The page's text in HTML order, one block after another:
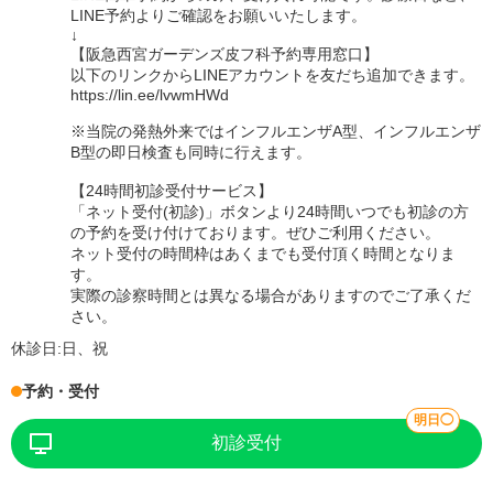
LINE予約よりご確認をお願いいたします。
↓
【阪急西宮ガーデンズ皮フ科予約専用窓口】
以下のリンクからLINEアカウントを友だち追加できます。
https://lin.ee/lvwmHWd
※当院の発熱外来ではインフルエンザA型、インフルエンザ
B型の即日検査も同時に行えます。
【24時間初診受付サービス】
「ネット受付(初診)」ボタンより24時間いつでも初診の方
の予約を受け付けております。ぜひご利用ください。
ネット受付の時間枠はあくまでも受付頂く時間となりま
す。
実際の診察時間とは異なる場合がありますのでご了承くだ
さい。
休診日:日、祝
予約・受付
初診受付
明日◯